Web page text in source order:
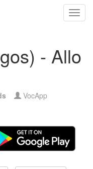
- Allo
VocApp